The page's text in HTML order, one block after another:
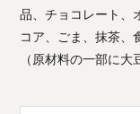
品、チョコレート、
コア、ごま、抹茶、
（原材料の一部に大